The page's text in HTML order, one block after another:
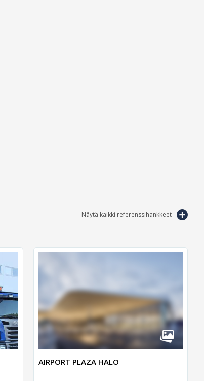
Näytä kaikki referenssihankkeet
AIRPORT PLAZA HALO